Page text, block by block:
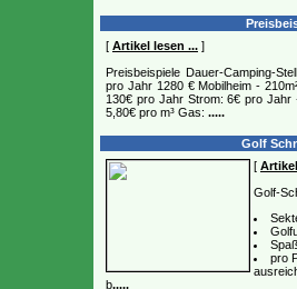
[ Artikel lesen ... ]
Preisbeispiele Dauer-Camping-
pro Jahr 1280 € Mobilheim -
130€ pro Jahr Strom: 6€ pro
5,80€ pro m³ Gas: .....
Golf
[
Golf-
pro
b.....